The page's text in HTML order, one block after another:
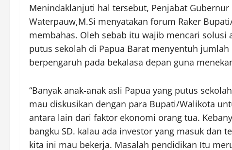
Menindaklanjuti hal tersebut, Penjabat
Waterpauw,M.Si menyatakan forum Raker
membahas. Oleh sebab itu wajib mencari solusi
putus sekolah di Papua Barat menyentuh
berpengaruh pada bekalasa depan guna
“Banyak anak-anak asli Papua yang putus
mau diskusikan dengan para Bupati/Walikota
antara lain dari faktor ekonomi orang tua.
bangku SD. kalau ada investor yang masuk dan
kita ini mau bekerja. Masalah pendidikan Itu